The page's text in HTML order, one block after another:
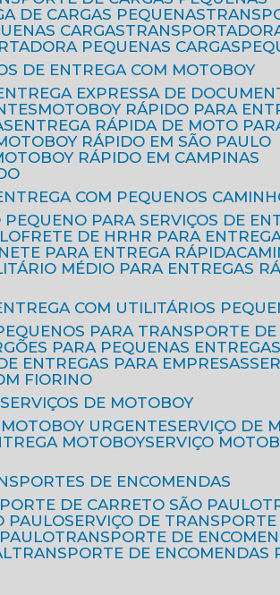
DE CARGAS PEQUENAS
CARGAS
PEQUENAS CARGAS
DE ENTREGA COM MOTOBOY
ENTREGA EXPRESSA DE
MOTOBOY RÁPIDO PARA
ENTREGA RÁPIDA DE MOTO
MOTOBOY RÁPIDO EM SÃO PAULO
MOTOBOY RÁPIDO EM CAMPINAS
COM PEQUENOS
PEQUENO PARA SERVIÇOS DE
FRETE DE HR
HR PARA
PARA ENTREGA RÁPIDA
MÉDIO PARA ENTREGAS
COM UTILITÁRIOS
PARA TRANSPORTE
PARA PEQUENAS ENTREGAS
ENTREGAS PARA EMPRESAS
FIORINO
SERVIÇOS DE MOTOBOY
MOTOBOY URGENTE
SERVIÇO DE
MOTOBOY SERVIÇO
DE ENCOMENDAS
DE CARRETO SÃO PAULO
PAULO
SERVIÇO DE
TRANSPORTE DE
TRANSPORTE DE